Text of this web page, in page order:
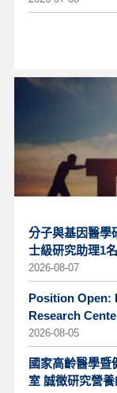
分子與基因醫學
士級研究助理1名
2026-08-07
Position Open:
Research
2026-08-05
國家高齡醫學
室 誠徵研究營